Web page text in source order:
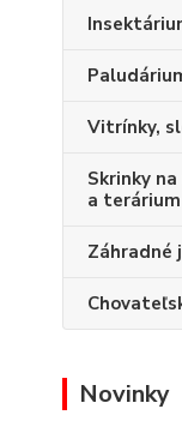
Vitrínky,
Skrinky
a terárium
Záhradné
Novinky